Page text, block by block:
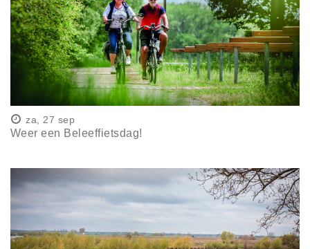
Weer een Beleeffietsdag!
za, 27 sep